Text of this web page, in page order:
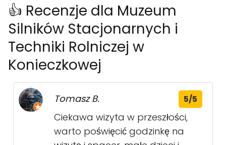
👍 Recenzje dla Muzeum
Silników Stacjonarnych i
Techniki Rolniczej w
Konieczkowej
Tomasz B. 5/5
Ciekawa wizyta w przeszłości,
warto poświęcić godzinkę na